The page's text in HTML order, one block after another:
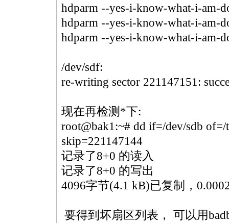
hdparm --yes-i-know-what-i-am-
hdparm --yes-i-know-what-i-am-
hdparm --yes-i-know-what-i-am-
/dev/sdf:
re-writing sector 221147151:
现在再检测 *下:
root@bak1:~# dd if=/dev/sdb
skip=221147144
记录了8+0 的读入
记录了8+0 的写出
4096字节(4.1 kB)已复制，
要得到坏扇区列表， 可以用